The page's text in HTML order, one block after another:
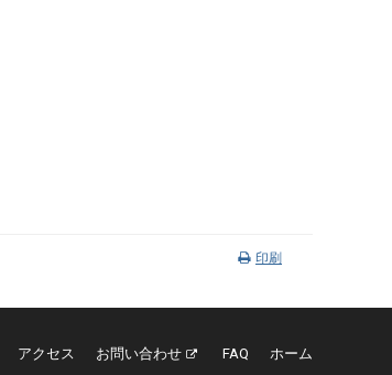
印刷
アクセス お問い合わせ FAQ ホーム